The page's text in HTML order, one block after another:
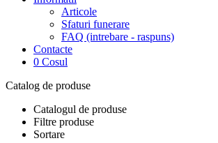
Articole
Sfaturi funerare
FAQ (intrebare - raspuns)
Contacte
0 Cosul
Catalog de produse
Catalogul de produse
Filtre produse
Sortare